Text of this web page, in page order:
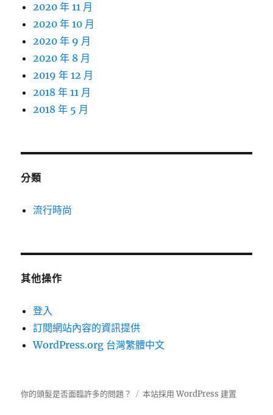
2020 年 11 月
2020 年 10 月
2020 年 9 月
2020 年 8 月
2019 年 12 月
2018 年 11 月
2018 年 5 月
分類
流行時尚
其他操作
登入
訂閱網站內容的資訊提供
WordPress.org 台灣繁體中文
你的頭髮是否面臨許多的問題？ 本站採用 WordPress 建置